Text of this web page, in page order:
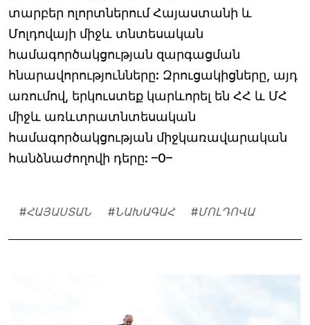
տարբեր ոլորտներում Հայաստանի և
Մոլդովայի միջև տնտեսական
համագործակցության զարգացման
հնարավորությունները: Զրուցակիցները, այդ
առումով, երկուստեք կարևորել են ՀՀ և ՄՀ
միջև առևտրատնտեսական
համագործակցության միջկառավարական
հանձնաժողովի դերը: –0–
#ՀԱՅԱՍՏԱՆ #ՆԱԽԱԳԱՀ #ՄՈԼԴՈՎԱ